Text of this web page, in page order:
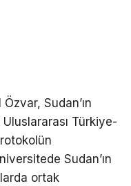
Sudan’ın
Türkiye-
Sudan’ın
ortak